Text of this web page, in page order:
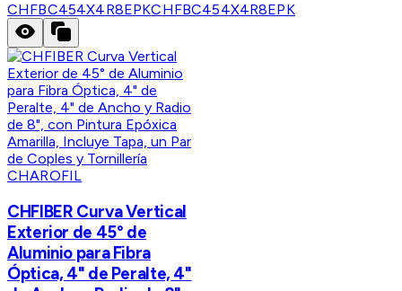
CHFBC454X4R8EPKCHFBC454X4R8EPK
CHAROFIL
CHFIBER Curva Vertical
Exterior de 45° de
Aluminio para Fibra
Óptica, 4" de Peralte, 4"